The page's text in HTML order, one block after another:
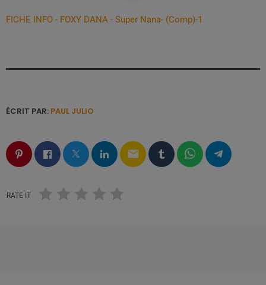
FICHE INFO - FOXY DANA - Super Nana- (Comp)-1
ÉCRIT PAR: PAUL JULIO
email
RATE IT